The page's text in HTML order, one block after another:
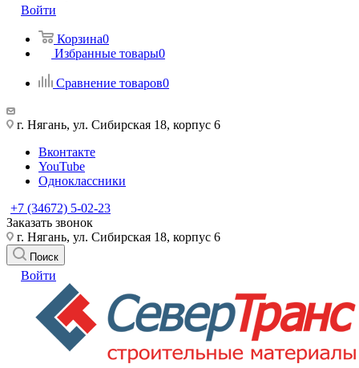
Войти
Корзина0
Избранные товары0
Сравнение товаров0
г. Нягань, ул. Сибирская 18, корпус 6
Вконтакте
YouTube
Одноклассники
+7 (34672) 5-02-23
Заказать звонок
г. Нягань, ул. Сибирская 18, корпус 6
Поиск
Войти